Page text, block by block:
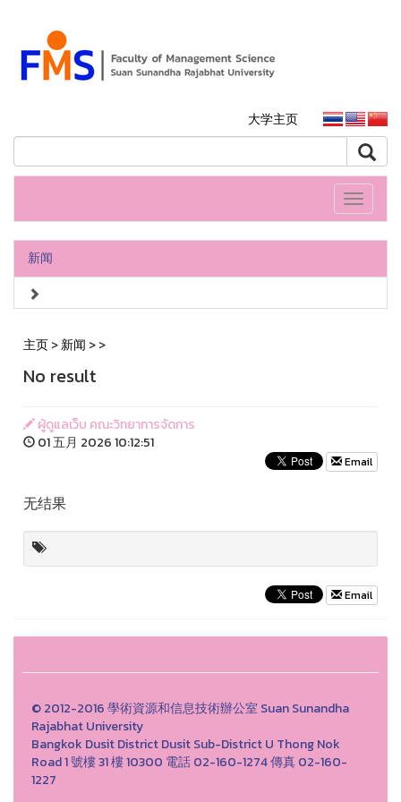
大学主页
Toggle
新闻
主页>新闻 >>
No result
ผู้ดูแลเว็บ คณะวิทยาการจัดการ
01 五月 2026 10:12:51
Email
无结果
Email
© 2012-2016 學術資源和信息技術辦公室 Suan Sunandha
Rajabhat University
Bangkok Dusit District Dusit Sub-District U Thong Nok
Road 1 號樓 31 樓 10300 電話 02-160-1274 傳真 02-160-
1227